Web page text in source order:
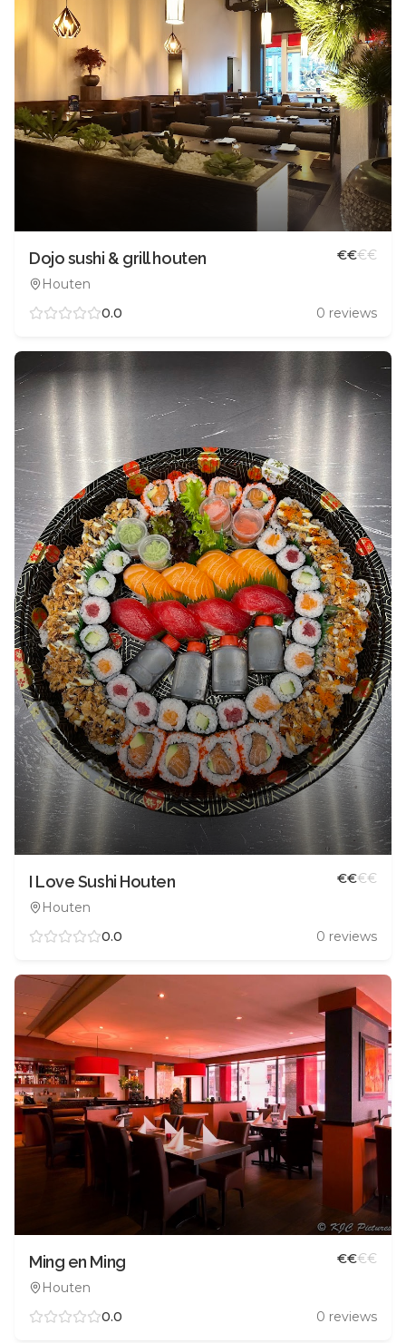
Dojo sushi & grill houten
Houten
€€€€
0.0 0 reviews
I Love Sushi Houten
Houten
€€€€
0.0 0 reviews
Ming en Ming
Houten
€€€€
0.0 0 reviews